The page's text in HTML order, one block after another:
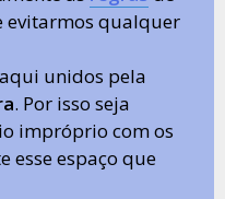
evitarmos qualquer
unidos pela
. Por isso seja
impróprio com os
esse espaço que